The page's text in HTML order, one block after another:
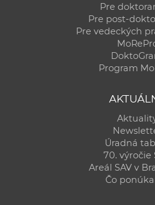
Pre
Pre post-
Pre vedeckých
Program
Úradná
70. výročie
Areál SAV v
Čo